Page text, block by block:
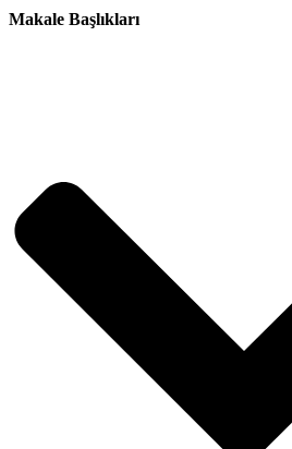
Makale Başlıkları